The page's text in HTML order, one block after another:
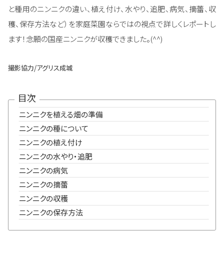
と種用のニンニクの違い、植え付け、水やり、追肥、病気、摘蕾、収
穫、保存方法など）を家庭菜園ならではの視点で詳しくレポートし
ます！念願の国産ニンニクが収穫できました。(^^)
撮影協力/アグリス成城
目次
ニンニクを植える畑の準備
ニンニクの種について
ニンニクの植え付け
ニンニクの水やり・追肥
ニンニクの病気
ニンニクの摘蕾
ニンニクの収穫
ニンニクの保存方法